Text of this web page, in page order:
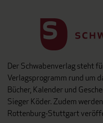
Der Schwabenverlag steht
Verlagsprogramm rund um
Bücher, Kalender und
Sieger Köder. Zudem
Rottenburg-Stuttgart